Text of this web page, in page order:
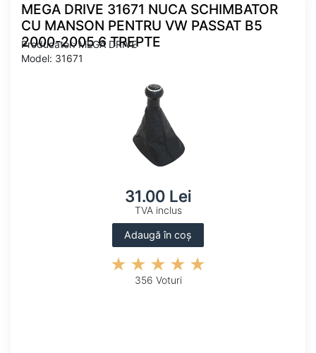
MEGA DRIVE 31671 NUCA SCHIMBATOR
CU MANSON PENTRU VW PASSAT B5
2000-2005 6 TREPTE
Producator: MEGA DRIVE
Model: 31671
31.00 Lei
TVA inclus
Adaugă în coș
356 Voturi